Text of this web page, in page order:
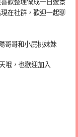
在社群，歡迎一起聊
哥哥和小屁桃妹妹
哦，也歡迎加入